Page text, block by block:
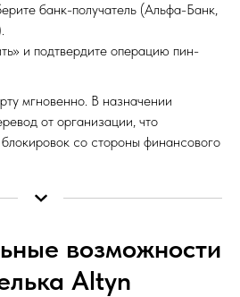
банк-получатель (Альфа-Банк,
и подтвердите операцию пин-
мгновенно. В назначении
от организации, что
блокировок со стороны финансового
возможности
Altyn